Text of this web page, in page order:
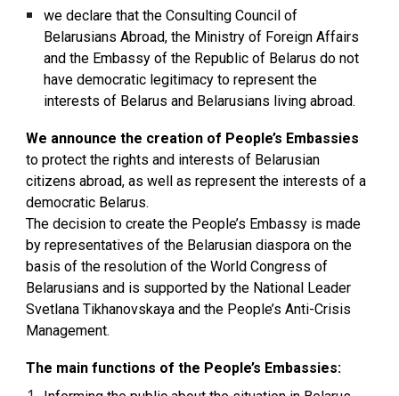
we declare that the Consulting Council of
Belarusians Abroad, the Ministry of Foreign Affairs
and the Embassy of the Republic of Belarus do not
have democratic legitimacy to represent the
interests of Belarus and Belarusians living abroad.
We announce the creation of People’s Embassies
to protect the rights and interests of Belarusian
citizens abroad, as well as represent the interests of a
democratic Belarus.
The decision to create the People’s Embassy is made
by representatives of the Belarusian diaspora on the
basis of the resolution of the World Congress of
Belarusians and is supported by the National Leader
Svetlana Tikhanovskaya and the People’s Anti-Crisis
Management.
The main functions of the People’s Embassies: